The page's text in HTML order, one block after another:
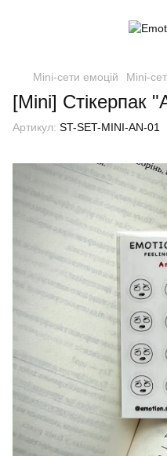
Mini-сети емоцій Mini-
[Mini] Стікерпак
Артикул: ST-SET-MINI-AN-01